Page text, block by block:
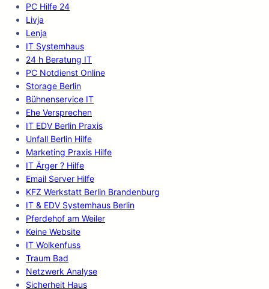
PC Hilfe 24
Livja
Lenja
IT Systemhaus
24 h Beratung IT
PC Notdienst Online
Storage Berlin
Bühnenservice IT
Ehe Versprechen
IT EDV Berlin Praxis
Unfall Berlin Hilfe
Marketing Praxis Hilfe
IT Ärger ? Hilfe
Email Server Hilfe
KFZ Werkstatt Berlin Brandenburg
IT & EDV Systemhaus Berlin
Pferdehof am Weiler
Keine Website
IT Wolkenfuss
Traum Bad
Netzwerk Analyse
Sicherheit Haus